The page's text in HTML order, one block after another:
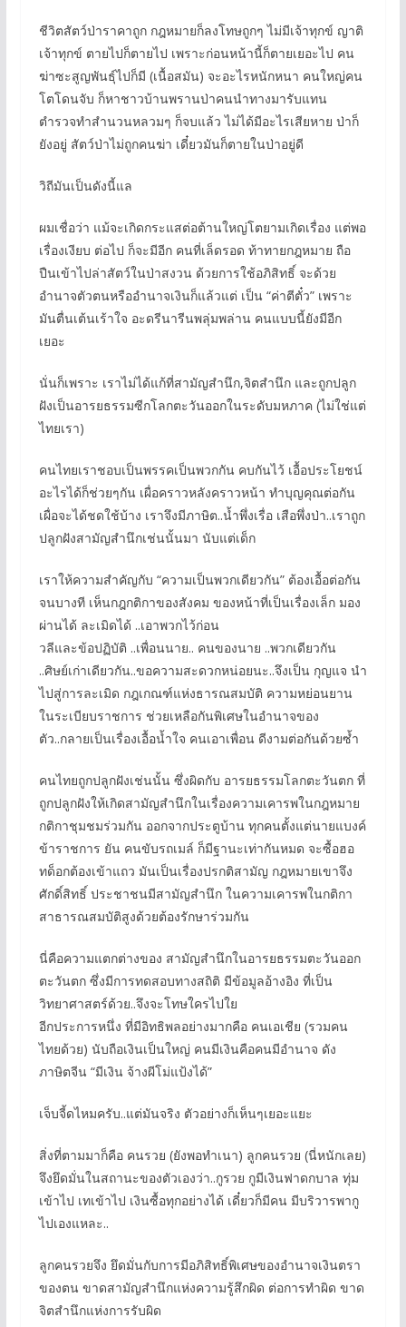
ชีวิตสัตว์ป่าราคาถูก กฎหมายก็ลงโทษถูกๆ ไม่มีเจ้าทุกข์ ญาติ
เจ้าทุกข์ ตายไปก็ตายไป เพราะก่อนหน้านี้ก็ตายเยอะไป คน
ฆ่าซะสูญพันธุ์ไปก็มี (เนื้อสมัน) จะอะไรหนักหนา คนใหญ่คน
โตโดนจับ ก็หาชาวบ้านพรานป่าคนนำทางมารับแทน
ตำรวจทำสำนวนหลวมๆ ก็จบแล้ว ไม่ได้มีอะไรเสียหาย ป่าก็
ยังอยู่ สัตว์ป่าไม่ถูกคนฆ่า เดี๋ยวมันก็ตายในป่าอยู่ดี
วิถีมันเป็นดังนี้แล
ผมเชื่อว่า แม้จะเกิดกระแสต่อต้านใหญ่โตยามเกิดเรื่อง แต่พอ
เรื่องเงียบ ต่อไป ก็จะมีอีก คนที่เล็ดรอด ท้าทายกฎหมาย ถือ
ปืนเข้าไปล่าสัตว์ในป่าสงวน ด้วยการใช้อภิสิทธิ์ จะด้วย
อำนาจตัวตนหรืออำนาจเงินก็แล้วแต่ เป็น “ค่าตีตั๋ว” เพราะ
มันตื่นเต้นเร้าใจ อะดรีนารีนพลุ่มพล่าน คนแบบนี้ยังมีอีก
เยอะ
นั่นก็เพราะ เราไม่ได้แก้ที่สามัญสำนึก,จิตสำนึก และถูกปลูก
ฝังเป็นอารยธรรมซีกโลกตะวันออกในระดับมหภาค (ไม่ใช่แต่
ไทยเรา)
คนไทยเราชอบเป็นพรรคเป็นพวกกัน คบกันไว้ เอื้อประโยชน์
อะไรได้ก็ช่วยๆกัน เผื่อคราวหลังคราวหน้า ทำบุญคุณต่อกัน
เผื่อจะได้ชดใช้บ้าง เราจึงมีภาษิต..น้ำพึ่งเรื่อ เสือพึ่งป่า..เราถูก
ปลูกฝังสามัญสำนึกเช่นนั้นมา นับแต่เด็ก
เราให้ความสำคัญกับ “ความเป็นพวกเดียวกัน” ต้องเอื้อต่อกัน
จนบางที เห็นกฎกติกาของสังคม ของหน้าที่เป็นเรื่องเล็ก มอง
ผ่านได้ ละเมิดได้ ..เอาพวกไว้ก่อน
วลีและข้อปฏิบัติ ..เพื่อนนาย.. คนของนาย ..พวกเดียวกัน
..ศิษย์เก่าเดียวกัน..ขอความสะดวกหน่อยนะ..จึงเป็น กุญแจ นำ
ไปสู่การละเมิด กฎเกณฑ์แห่งธารณสมบัติ ความหย่อนยาน
ในระเบียบราชการ ช่วยเหลือกันพิเศษในอำนาจของ
ตัว..กลายเป็นเรื่องเอื้อน้ำใจ คนเอาเพื่อน ดีงามต่อกันด้วยซ้ำ
คนไทยถูกปลูกฝังเช่นนั้น ซึ่งผิดกับ อารยธรรมโลกตะวันตก ที่
ถูกปลูกฝังให้เกิดสามัญสำนึกในเรื่องความเคารพในกฎหมาย
กติกาชุมชมร่วมกัน ออกจากประตูบ้าน ทุกคนตั้งแต่นายแบงค์
ข้าราชการ ยัน คนขับรถเมล์ ก็มีฐานะเท่ากันหมด จะซื้อฮอ
ทด็อกต้องเข้าแถว มันเป็นเรื่องปรกติสามัญ กฎหมายเขาจึง
ศักดิ์สิทธิ์ ประชาชนมีสามัญสำนึก ในความเคารพในกติกา
สาธารณสมบัติสูงด้วยต้องรักษาร่วมกัน
นี่คือความแตกต่างของ สามัญสำนึกในอารยธรรมตะวันออก
ตะวันตก ซึ่งมีการทดสอบทางสถิติ มีข้อมูลอ้างอิง ที่เป็น
วิทยาศาสตร์ด้วย..จึงจะโทษใครไปใย
อีกประการหนึ่ง ที่มีอิทธิพลอย่างมากคือ คนเอเชีย (รวมคน
ไทยด้วย) นับถือเงินเป็นใหญ่ คนมีเงินคือคนมีอำนาจ ดัง
ภาษิตจีน “มีเงิน จ้างผีโม่แป้งได้”
เจ็บจี้ดไหมครับ..แต่มันจริง ตัวอย่างก็เห็นๆเยอะแยะ
สิ่งที่ตามมาก็คือ คนรวย (ยังพอทำเนา) ลูกคนรวย (นี่หนักเลย)
จึงยึดมั่นในสถานะของตัวเองว่า..กูรวย กูมีเงินฟาดกบาล ทุ่ม
เข้าไป เทเข้าไป เงินซื้อทุกอย่างได้ เดี๋ยวก็มีคน มีบริวารพากู
ไปเองแหละ..
ลูกคนรวยจึง ยึดมั่นกับการมีอภิสิทธิ์พิเศษของอำนาจเงินตรา
ของตน ขาดสามัญสำนึกแห่งความรู้สึกผิด ต่อการทำผิด ขาด
จิตสำนึกแห่งการรับผิด